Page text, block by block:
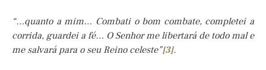
“…quanto a mim… Combati o bom combate, completei a
corrida, guardei a fé… O Senhor me libertará de todo mal e
me salvará para o seu Reino celeste”[3].